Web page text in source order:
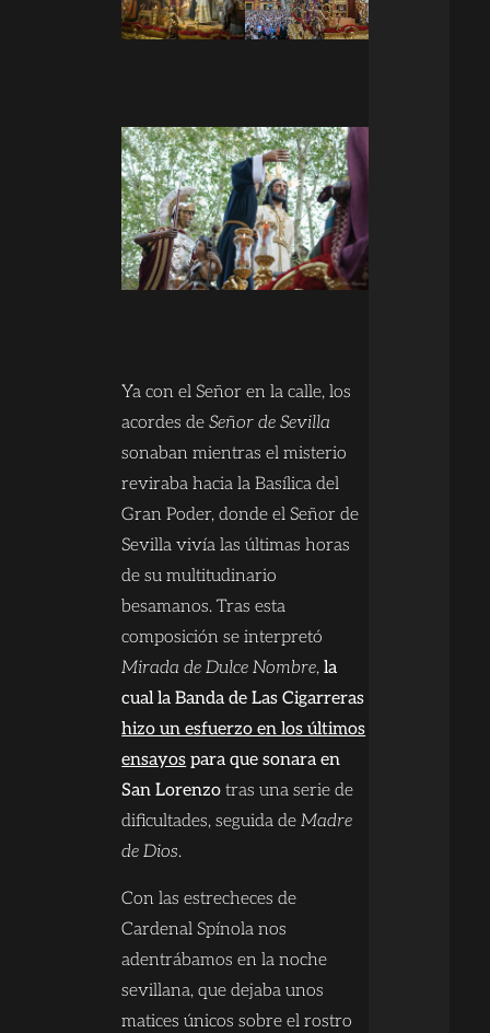
Ya con el Señor en la calle, los
acordes deSeñor de Sevilla
sonaban mientras el misterio
reviraba hacia la Basílica del
Gran Poder, donde el Señor de
Sevilla vivía las últimas horas
de su multitudinario
besamanos. Tras esta
composición se interpretó
Mirada de Dulce Nombre,la
cual la Banda de Las Cigarreras
hizo un esfuerzo en los últimos
ensayos para que sonara en
San Lorenzo tras una serie de
dificultades, seguida deMadre
de Dios.
Con las estrecheces de
Cardenal Spínola nos
adentrábamos en la noche
sevillana, que dejaba unos
matices únicos sobre el rostro